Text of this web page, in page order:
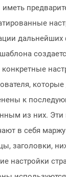
дальнейших
конкретные
к
из них. Эти
в себя
заголовки,
настройки